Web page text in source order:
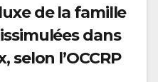
de la famille
dans
selon l’OCCRP